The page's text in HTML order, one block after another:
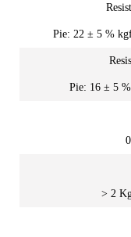
Pie: 22 ± 5 %
Pie: 16 ± 5
> 2